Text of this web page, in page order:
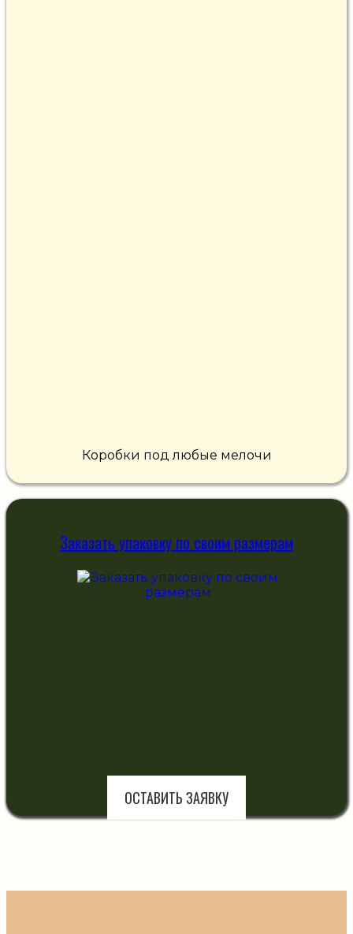
Коробки под любые мелочи
Заказать упаковку по своим размерам
ОСТАВИТЬ ЗАЯВКУ